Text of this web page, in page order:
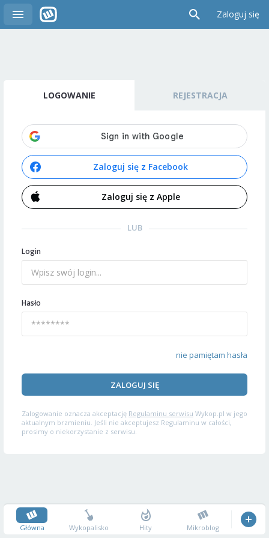
Zaloguj się
LOGOWANIE REJESTRACJA
Zaloguj się z Facebook
Zaloguj się z Apple
LUB
Login
Hasło
nie pamiętam hasła
ZALOGUJ SIĘ
Zalogowanie oznacza akceptację Regulaminu serwisu Wykop.pl w jego
aktualnym brzmieniu. Jeśli nie akceptujesz Regulaminu w całości,
prosimy o niekorzystanie z serwisu.
Główna Wykopalisko Hity Mikroblog